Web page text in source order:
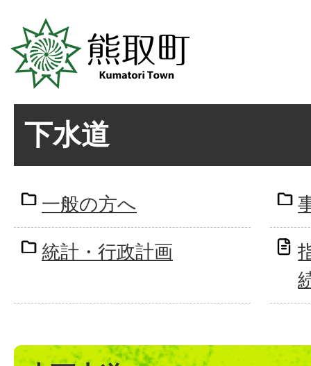
下水道
一般の方へ
統計・行政計画